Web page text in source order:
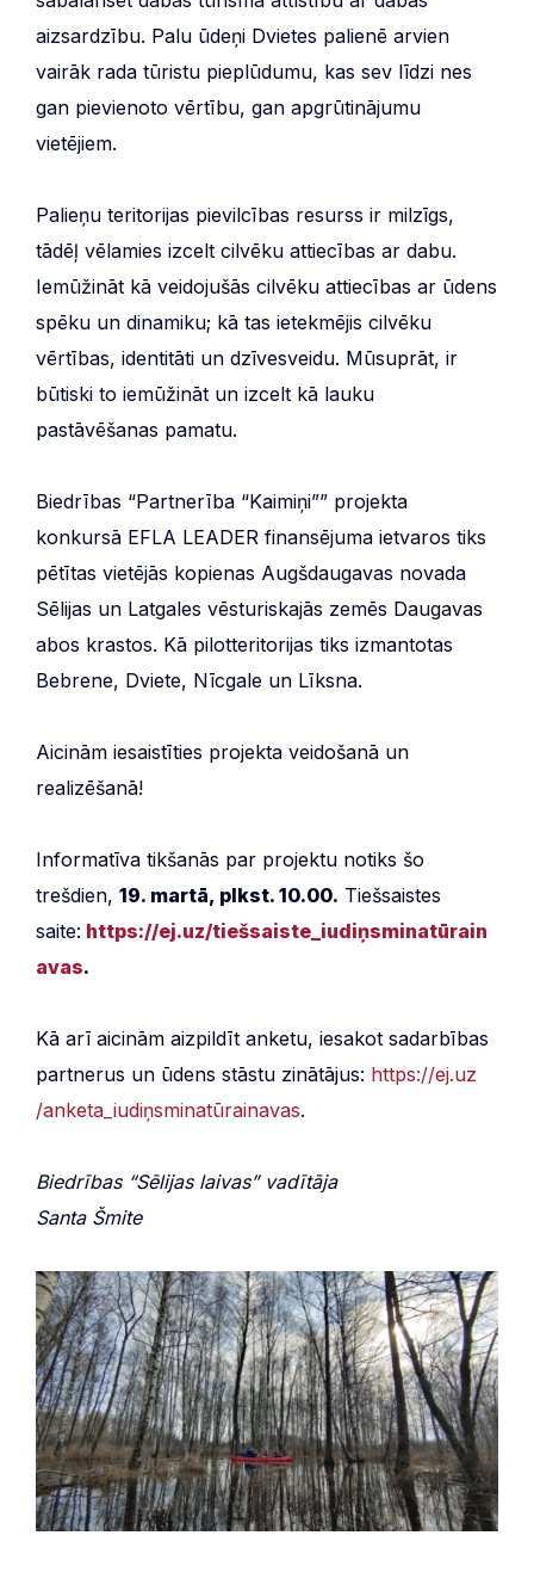
aizsardzību. Palu ūdeņi Dvietes palienē arvien
vairāk rada tūristu pieplūdumu, kas sev līdzi nes
gan pievienoto vērtību, gan apgrūtinājumu
vietējiem.
Palieņu teritorijas pievilcības resurss ir milzīgs,
tādēļ vēlamies izcelt cilvēku attiecības ar dabu.
Iemūžināt kā veidojušās cilvēku attiecības ar ūdens
spēku un dinamiku; kā tas ietekmējis cilvēku
vērtības, identitāti un dzīvesveidu. Mūsuprāt, ir
būtiski to iemūžināt un izcelt kā lauku
pastāvēšanas pamatu.
Biedrības “Partnerība “Kaimiņi”” projekta
konkursā EFLA LEADER finansējuma ietvaros tiks
pētītas vietējās kopienas Augšdaugavas novada
Sēlijas un Latgales vēsturiskajās zemēs Daugavas
abos krastos. Kā pilotteritorijas tiks izmantotas
Bebrene, Dviete, Nīcgale un Līksna.
Aicinām iesaistīties projekta veidošanā un
realizēšanā!
Informatīva tikšanās par projektu notiks šo
trešdien, 19. martā, plkst. 10.00. Tiešsaistes
saite: https://ej.uz/tiešsaiste_iudiņsminatūrain
avas.
Kā arī aicinām aizpildīt anketu, iesakot sadarbības
partnerus un ūdens stāstu zinātājus: https://ej.uz
/anketa _iudiņsminatūrainavas.
Biedrības “Sēlijas laivas” vadītāja
Santa Šmite